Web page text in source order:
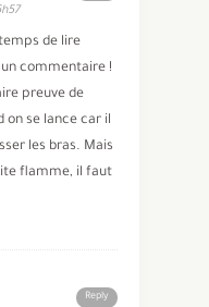
de lire
commentaire !
preuve de
se lance car il
les bras. Mais
flamme, il faut
Reply